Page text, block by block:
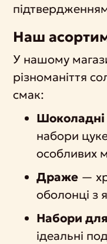
Наш
У нашому
різноманіття
смак:
Шоколадні
набори
особливих
Драже —
оболонці з
Набори
ідеальні